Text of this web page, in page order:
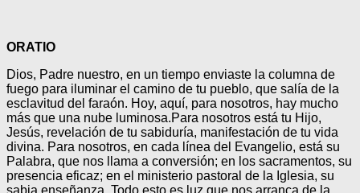
ORATIO
Dios, Padre nuestro, en un tiempo enviaste la columna de
fuego para iluminar el camino de tu pueblo, que salía de la
esclavitud del faraón. Hoy, aquí, para nosotros, hay mucho
más que una nube luminosa.Para nosotros está tu Hijo,
Jesús, revelación de tu sabiduría, manifestación de tu vida
divina. Para nosotros, en cada línea del Evangelio, está su
Palabra, que nos llama a conversión; en los sacramentos, su
presencia eficaz; en el ministerio pastoral de la Iglesia, su
sabia enseñanza. Todo esto es luz que nos arranca de la